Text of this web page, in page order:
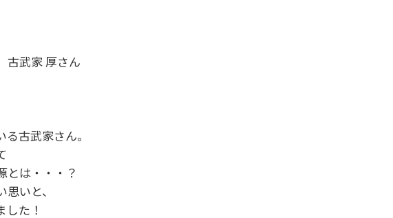
武家 厚さん
古武家さん。
とは・・・？
いと、
た！